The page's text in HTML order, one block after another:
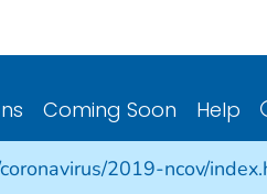
Coming Soon Help
2019-ncov/